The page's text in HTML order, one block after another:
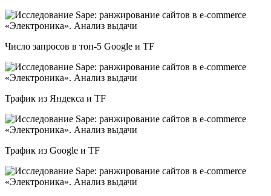
Число запросов в топ-5 Google и TF
Трафик из Яндекса и TF
Трафик из Google и TF